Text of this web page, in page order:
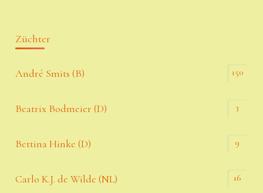
Züchter
André Smits (B) 150
Beatrix Bodmeier (D) 3
Bettina Hinke (D) 9
Carlo K.J. de Wilde (NL) 16